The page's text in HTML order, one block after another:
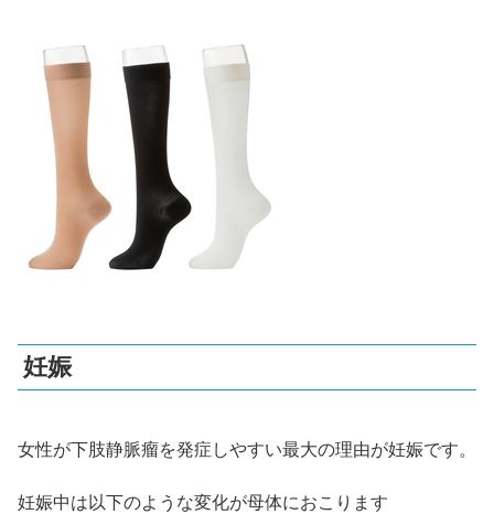
妊娠
女性が下肢静脈瘤を発症しやすい最大の理由が妊娠です。
妊娠中は以下のような変化が母体におこります